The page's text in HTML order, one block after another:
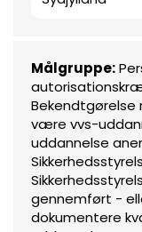
Målgruppe:
Bekendtgørelse
være vvs-
uddannelse
gennemført -
dokumentere